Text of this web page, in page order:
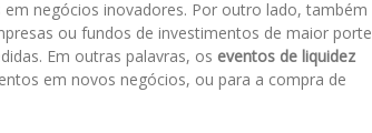
negócios inovadores. Por outro lado, também
ou fundos de investimentos de maior porte
Em outras palavras, os eventos de liquidez
em novos negócios, ou para a compra de